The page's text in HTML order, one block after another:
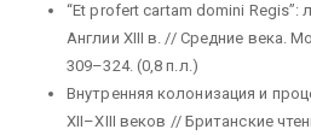
“Et profert cartam domini Regis”:
Англии XIII в. // Средние века.
309–324. (0,8 п.л.)
Внутренняя колонизация и
XII–XIII веков // Британские